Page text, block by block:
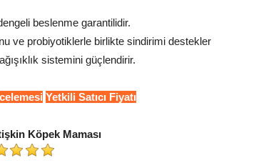
beslenme garantilidir.
ve probiyotiklerle birlikte sindirimi destekler
sistemini güçlendirir.
Yetkili Satıcı Fiyatı
Köpek Maması